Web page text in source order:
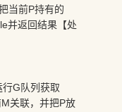
当前P持有的
并返回结果【处
G队列获取
关联，并把P放